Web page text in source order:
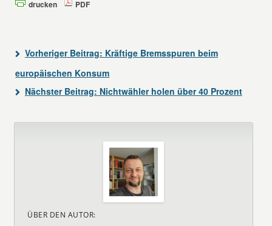
drucken PDF
Vorheriger Beitrag: Kräftige Bremsspuren beim
europäischen Konsum
Nächster Beitrag: Nichtwähler holen über 40 Prozent
ÜBER DEN AUTOR: